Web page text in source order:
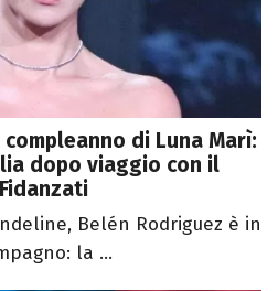
di Luna Marì:
dopo viaggio con il
Belén Rodriguez è in
la ...